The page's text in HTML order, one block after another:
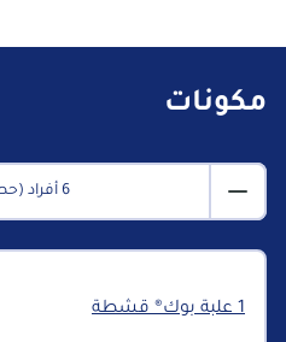
مكونات
6 أفراد (حصص)
1 علبة بوك® قشطة